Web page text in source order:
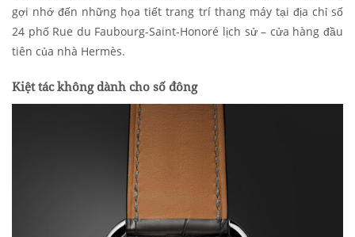
gợi nhớ đến những họa tiết trang trí thang máy tại địa chỉ số
24 phố Rue du Faubourg-Saint-Honoré lịch sử – cửa hàng đầu
tiên của nhà Hermès.
Kiệt tác không dành cho số đông